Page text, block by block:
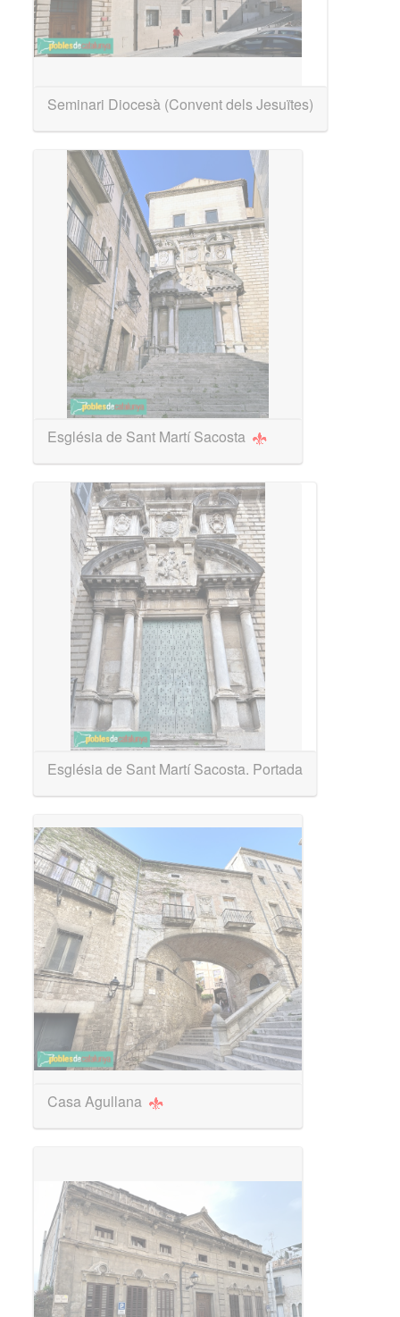
Seminari Diocesà (Convent dels Jesuïtes)
Església de Sant Martí Sacosta
Església de Sant Martí Sacosta. Portada
Casa Agullana